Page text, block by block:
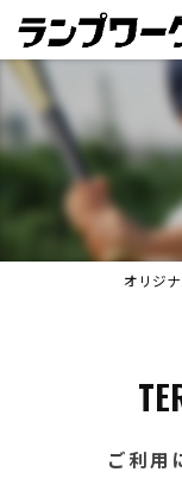
オリジ
ご利用